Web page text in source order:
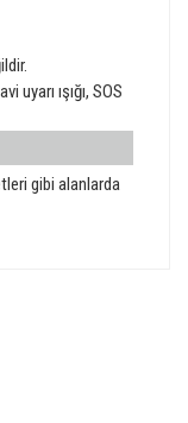
uyarı ışığı, SOS
gibi alanlarda